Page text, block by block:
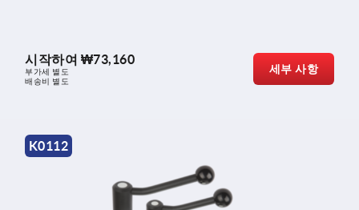
시작하여 ₩73,160
부가세 별도
배송비 별도
세부 사항
K0112